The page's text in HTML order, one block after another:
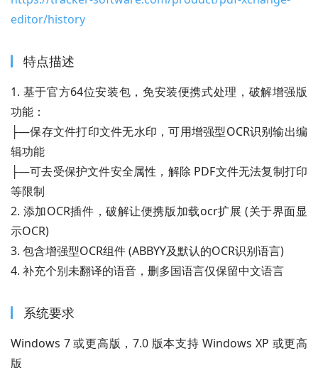
editor/history
特点描述
1. 基于官方64位安装包，免安装便携式处理，破解增强版
功能：
├—保存文件打印文件无水印，可用增强型OCR识别输出编
辑功能
├—可去受保护文件安全属性，解除 PDF文件无法复制打印
等限制
2. 添加OCR插件，破解让便携版加载ocr扩展 (关于界面显
示OCR)
3. 包含增强型OCR组件 (ABBYY及默认的OCR识别语言)
4. 补充个别未翻译的语音，删多国语言仅保留中文语言
系统要求
Windows 7 或更高版，7.0 版本支持 Windows XP 或更高
版